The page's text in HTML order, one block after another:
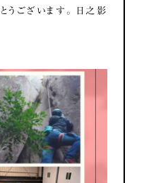
うございます。 日之影